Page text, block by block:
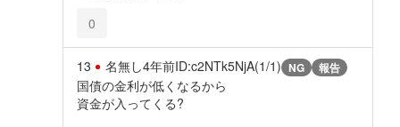
0
13 名無し4年前ID:c2NTk5NjA(1/1) NG 報告
国債の金利が低くなるから
資金が入ってくる?